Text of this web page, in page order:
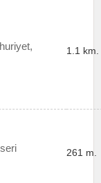
1.1 km.
261 m.